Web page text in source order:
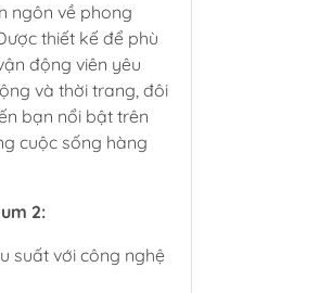
ngôn về phong
thiết kế để phù
động viên yêu
và thời trang, đôi
bạn nổi bật trên
cuộc sống hàng
2:
suất với công nghệ